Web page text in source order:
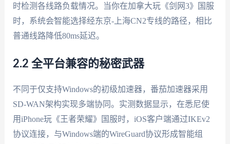
时检测各线路负载情况。当你在加拿大玩《剑网3》国服
时，系统会智能选择经东京-上海CN2专线的路径，相比
普通线路降低80ms延迟。
2.2 全平台兼容的秘密武器
不同于仅支持Windows的初级加速器，番茄加速器采用
SD-WAN架构实现多端协同。实测数据显示，在悉尼使
用iPhone玩《王者荣耀》国服时，iOS客户端通过IKEv2
协议连接，与Windows端的WireGuard协议形成智能组